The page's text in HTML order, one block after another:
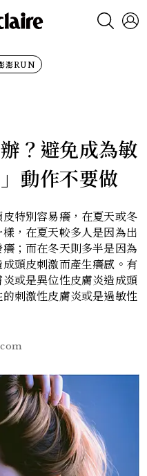
澎RUN
？避免成為敏
動作不要做
特別容易癢，在夏天或冬
，在夏天較多人是因為出
；而在冬天則多半是因為
頭皮刺激而產生癢感。有
或是異位性皮膚炎造成頭
刺激性皮膚炎或是過敏性